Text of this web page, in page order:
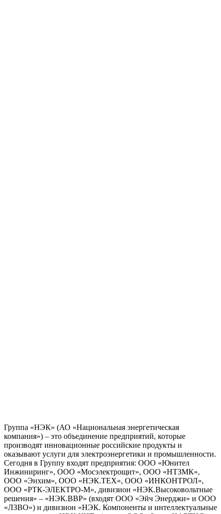
Группа «НЭК» (АО «Национальная энергетическая
компания») – это объединение предприятий, которые
производят инновационные российские продукты и
оказывают услуги для электроэнергетики и промышленности.
Сегодня в Группу входят предприятия: ООО «Юнител
Инжиниринг», ООО «Мосэлектрощит», ООО «НТЗМК»,
ООО «Энхим», ООО «НЭК.ТЕХ», ООО «ИНКОНТРОЛ»,
ООО «РТК-ЭЛЕКТРО-М», дивизион «НЭК.Высоковольтные
решения» – «НЭК.ВВР» (входят ООО «Эйч Энерджи» и ООО
«ЛЗВО») и дивизион «НЭК. Компоненты и интеллектуальные